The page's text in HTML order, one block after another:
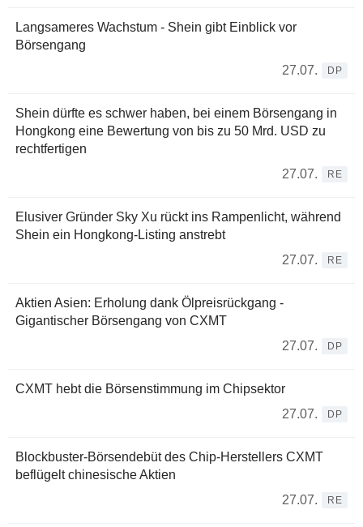
Langsameres Wachstum - Shein gibt Einblick vor
Börsengang
27.07.
DP
Shein dürfte es schwer haben, bei einem Börsengang in
Hongkong eine Bewertung von bis zu 50 Mrd. USD zu
rechtfertigen
27.07.
RE
Elusiver Gründer Sky Xu rückt ins Rampenlicht, während
Shein ein Hongkong-Listing anstrebt
27.07.
RE
Aktien Asien: Erholung dank Ölpreisrückgang -
Gigantischer Börsengang von CXMT
27.07.
DP
CXMT hebt die Börsenstimmung im Chipsektor
27.07.
DP
Blockbuster-Börsendebüt des Chip-Herstellers CXMT
beflügelt chinesische Aktien
27.07.
RE